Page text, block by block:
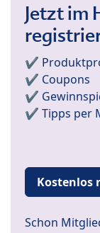
Jetzt im
✔️
✔️ Coupons
✔️
✔️ Tipps per
Kostenlos
Schon